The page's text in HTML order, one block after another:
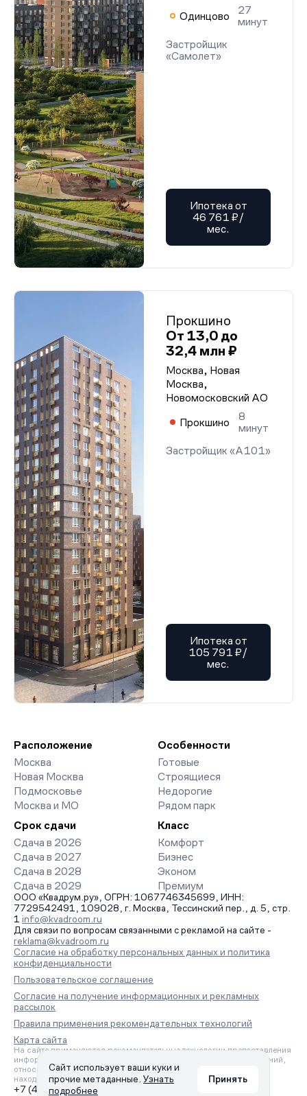
Одинцово
27
минут
Застройщик
«Самолет»
Ипотека от
46 761 ₽/
мес.
Прокшино
От 13,0 до
32,4 млн ₽
Москва, Новая
Москва,
Новомосковский АО
Прокшино
8
минут
Застройщик «А101»
Ипотека от
105 791 ₽/
мес.
Расположение
Москва
Новая Москва
Подмосковье
Москва и МО
Особенности
Готовые
Строящиеся
Недорогие
Рядом парк
Срок сдачи
Сдача в 2026
Сдача в 2027
Сдача в 2028
Сдача в 2029
Класс
Комфорт
Бизнес
Эконом
Премиум
ООО «Квадрум.ру», ОГРН: 1067746345699, ИНН:
7729542491, 109028, г. Москва, Тессинский пер., д. 5, стр.
1 info@kvadroom.ru
Для связи по вопросам связанными с рекламой на сайте -
reklama@kvadroom.ru
Согласие на обработку персональных данных и политика
конфиденциальности
Пользовательское соглашение
Согласие на получение информационных и рекламных
рассылок
Правила применения рекомендательных технологий
Карта сайта
На сайте применяются рекомендательные технологии предоставления
информации на основе сбора, систематизации и анализа сведений,
относящихся к предпочтениям пользователей сети «Интернет»,
находящихся на территории Российской Федерации.
+7 (495) 157-88-80
Сайт использует ваши куки и
прочие метаданные. Узнать
подробнее
Принять